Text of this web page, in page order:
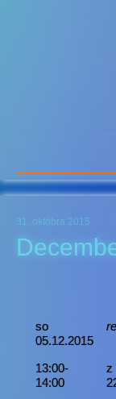
31. októbra 2015
so
05.12.2015
13:00-
14:00
z